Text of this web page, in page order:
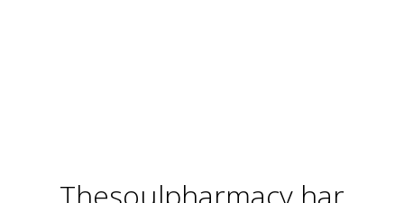
Thesoulpharmacy har